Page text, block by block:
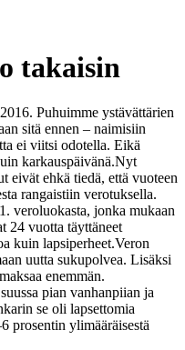
takaisin
Puhuimme ystävättärien
sitä ennen – naimisiin
ei viitsi odotella. Eikä
karkauspäivänä.Nyt
eivät ehkä tiedä, että vuoteen
rangaistiin verotuksella.
veroluokasta, jonka mukaan
24 vuotta täyttäneet
kuin lapsiperheet.Veron
uutta sukupolvea. Lisäksi
enemmän.
pian vanhanpiian ja
se oli lapsettomia
prosentin ylimääräisestä